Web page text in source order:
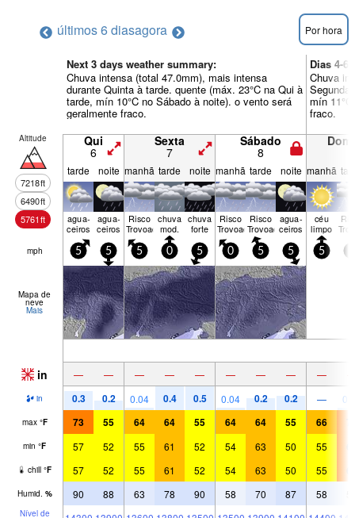
últimos 6 diasagora Por hora
Next 3 days weather summary:
Chuva intensa (total 47.0mm), mais intensa
durante Quinta à tarde. quente (máx. 23°C na Qui à
tarde, mín 10°C no Sábado à noite). o vento será
geralmente fraco.
Dias 4-6
Chuva
Segunda
mín
fraco.
Altitude
7218ft
6490ft
5761ft
Qui
6
Sexta
7
Sábado
8
tarde noite manhã tarde noite manhã tarde noite manhã
agua­
ceiros
agua­
ceiros
Risco
Trovoada
chuva
mod.
chuva
forte
Risco
Trovoada
Risco
Trovoada
agua­
ceiros
céu
limpo
mph 5 5 5 0 5 0 5 5 5
Mapa de
neve
Mais
in — — — — — — — — —
in 0.3 0.2 0.04 0.4 0.5 0.04 0.2 0.2 —
max °F 73 55 64 64 55 64 64 55 66
min °F 57 52 55 61 52 54 63 50 55
chill °F 57 52 55 61 52 54 63 50 55
Humid. % 90 88 63 78 90 58 70 87 58
Nível de